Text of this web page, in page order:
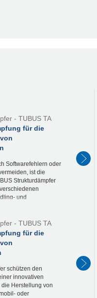
- TUBUS TA
für die
Softwarefehlern oder
ist die
Strukturdämpfer
und
- TUBUS TA
für die
schützen den
innovativen
Herstellung von
oder